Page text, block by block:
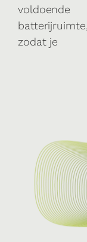
voldoende
batterijruimte,
zodat je